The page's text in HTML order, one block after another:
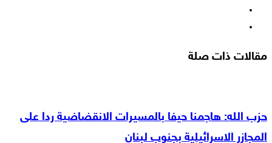
مقالات ذات صلة
حزب الله: هاجمنا حيفا بالمسيرات الانقضاضية ردا على
المجازر الاسرائيلية بجنوب لبنان